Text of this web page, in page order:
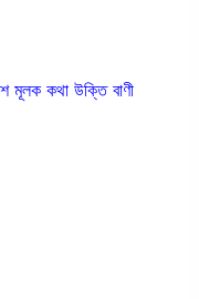
কথা উক্তি বাণী